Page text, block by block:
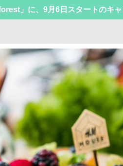
」に、9月6日スタートのキ